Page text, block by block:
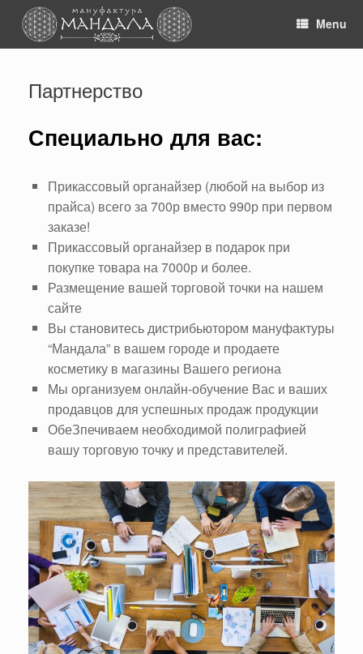
content
Menu
Партнерство
Специально для вас:
Прикассовый органайзер (любой на выбор из
прайса) всего за 700р вместо 990р при первом
заказе!
Прикассовый органайзер в подарок при
покупке товара на 7000р и более.
Размещение вашей торговой точки на нашем
сайте
Вы становитесь дистрибьютором мануфактуры
“Мандала” в вашем городе и продаете
косметику в магазины Вашего региона
Мы организуем онлайн-обучение Вас и ваших
продавцов для успешных продаж продукции
ОбеЗпечиваем необходимой полиграфией
вашу торговую точку и представителей.